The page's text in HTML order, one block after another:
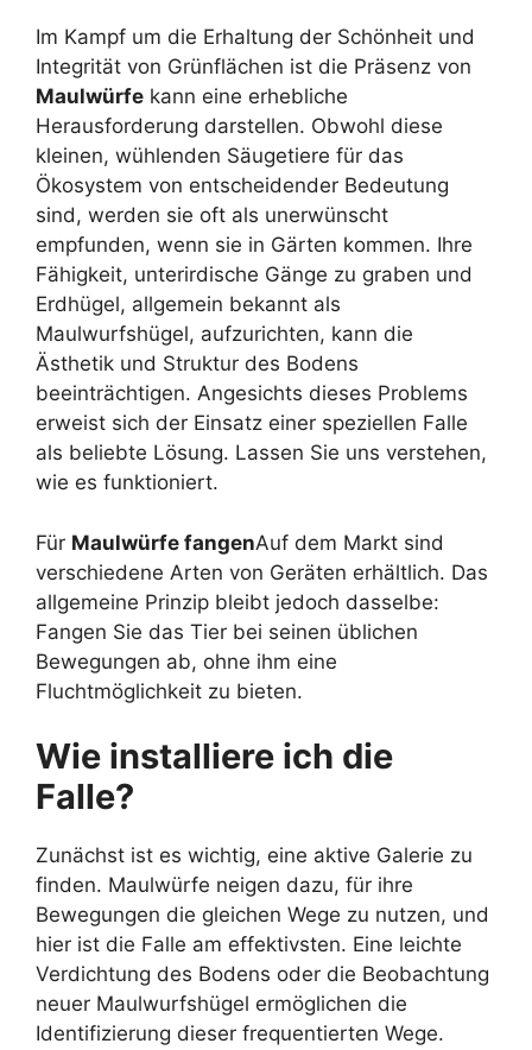
Im Kampf um die Erhaltung der Schönheit und
Integrität von Grünflächen ist die Präsenz von
Maulwürfe kann eine erhebliche
Herausforderung darstellen. Obwohl diese
kleinen, wühlenden Säugetiere für das
Ökosystem von entscheidender Bedeutung
sind, werden sie oft als unerwünscht
empfunden, wenn sie in Gärten kommen. Ihre
Fähigkeit, unterirdische Gänge zu graben und
Erdhügel, allgemein bekannt als
Maulwurfshügel, aufzurichten, kann die
Ästhetik und Struktur des Bodens
beeinträchtigen. Angesichts dieses Problems
erweist sich der Einsatz einer speziellen Falle
als beliebte Lösung. Lassen Sie uns verstehen,
wie es funktioniert.
Für Maulwürfe fangenAuf dem Markt sind
verschiedene Arten von Geräten erhältlich. Das
allgemeine Prinzip bleibt jedoch dasselbe:
Fangen Sie das Tier bei seinen üblichen
Bewegungen ab, ohne ihm eine
Fluchtmöglichkeit zu bieten.
Wie installiere ich die
Falle?
Zunächst ist es wichtig, eine aktive Galerie zu
finden. Maulwürfe neigen dazu, für ihre
Bewegungen die gleichen Wege zu nutzen, und
hier ist die Falle am effektivsten. Eine leichte
Verdichtung des Bodens oder die Beobachtung
neuer Maulwurfshügel ermöglichen die
Identifizierung dieser frequentierten Wege.